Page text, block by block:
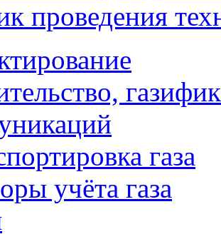
проведения
газа
учёта газа